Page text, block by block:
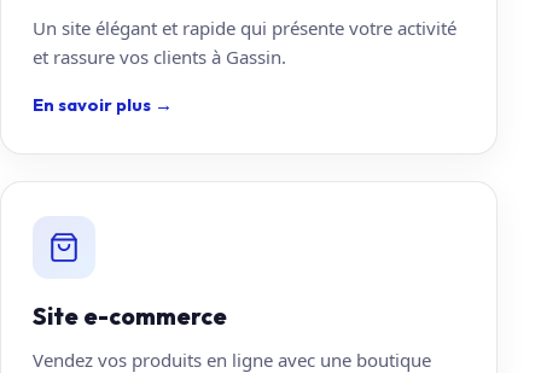
Un site élégant et rapide qui présente votre activité
et rassure vos clients à Gassin.
En savoir plus →
Site e-commerce
Vendez vos produits en ligne avec une boutique